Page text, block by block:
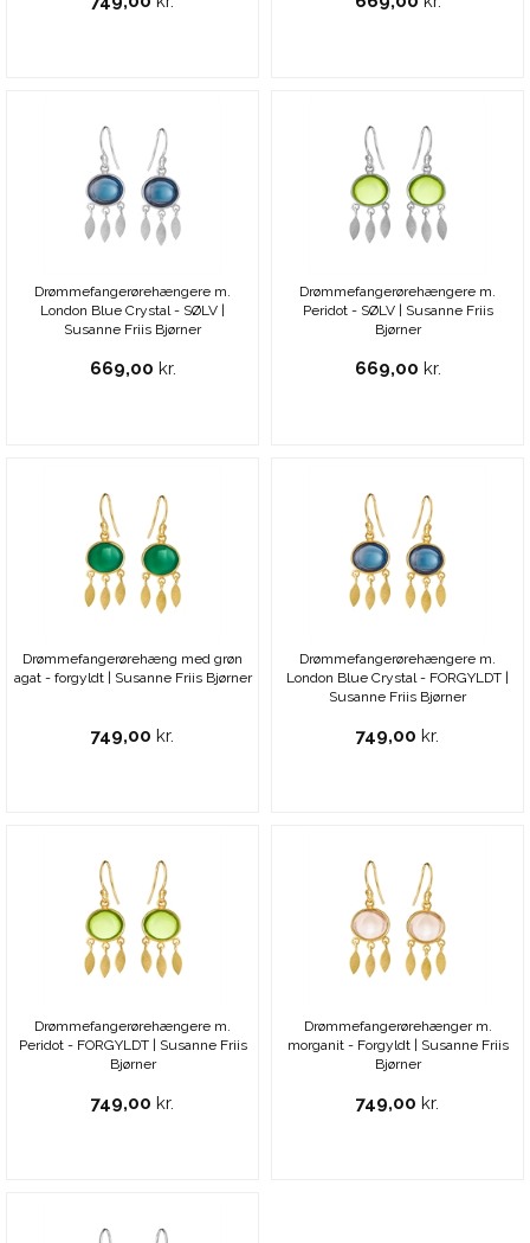
Drømmefangerørehængere m.
London Blue Crystal - SØLV |
Susanne Friis Bjørner
669,00 kr.
Drømmefangerørehængere m.
Peridot - SØLV | Susanne Friis
Bjørner
669,00 kr.
Drømmefangerørehæng med grøn
agat - forgyldt | Susanne Friis Bjørner
749,00 kr.
Drømmefangerørehængere m.
London Blue Crystal - FORGYLDT |
Susanne Friis Bjørner
749,00 kr.
Drømmefangerørehængere m.
Peridot - FORGYLDT | Susanne Friis
Bjørner
749,00 kr.
Drømmefangerørehænger m.
morganit - Forgyldt | Susanne Friis
Bjørner
749,00 kr.